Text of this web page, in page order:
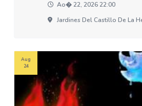
Ao� 22, 2026 22:00
Jardines Del Castillo De La
Aug
24